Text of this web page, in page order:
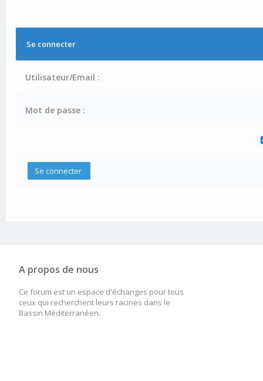
Se connecter
Utilisateur/Email :
Mot de passe :
A propos de nous
Ce forum est un espace d'échanges pour tous
ceux qui recherchent leurs racines dans le
Bassin Méditerranéen.